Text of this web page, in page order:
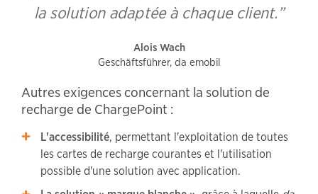
la solution adaptée à chaque client.”
Alois Wach
Geschäftsführer, da emobil
Autres exigences concernant la solution de
recharge de ChargePoint :
L'accessibilité, permettant l'exploitation de toutes
les cartes de recharge courantes et l'utilisation
possible d'une solution avec application.